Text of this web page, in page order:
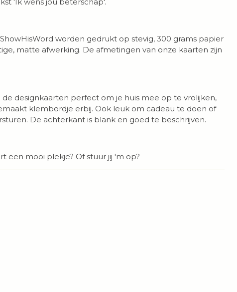
'Ik wens jou beterschap'.
worden gedrukt op stevig, 300 grams papier
matte afwerking. De afmetingen van onze kaarten zijn
de designkaarten perfect om je huis mee op te vrolijken,
klembordje erbij. Ook leuk om cadeau te doen of
De achterkant is blank en goed te beschrijven.
een mooi plekje? Of stuur jij 'm op?